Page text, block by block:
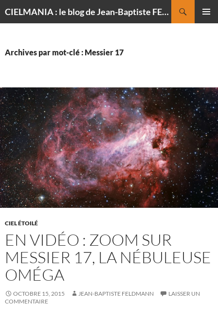
CIELMANIA : le blog de Jean-Baptiste FELDMANN, photographe du ciel
Archives par mot-clé : Messier 17
CIEL ÉTOILÉ
EN VIDÉO : ZOOM SUR
MESSIER 17, LA NÉBULEUSE
OMÉGA
OCTOBRE 15, 2015 JEAN-BAPTISTE FELDMANN
LAISSER UN
COMMENTAIRE